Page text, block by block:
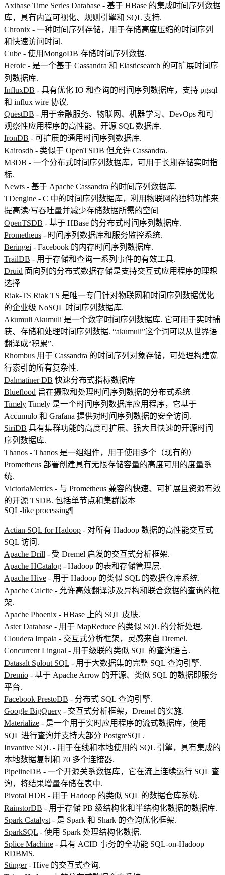
Axibase Time Series Database - 基于 HBase 的集成时间序列数据
库，具有内置可视化、规则引擎和 SQL 支持.
Chronix - 一种时间序列存储，用于存储高度压缩的时间序列
和快速访问时间.
Cube - 使用MongoDB 存储时间序列数据.
Heroic - 是一个基于 Cassandra 和 Elasticsearch 的可扩展时间序
列数据库.
InfluxDB - 具有优化 IO 和查询的时间序列数据库，支持 pgsql
和 influx wire 协议.
QuestDB - 用于金融服务、物联网、机器学习、DevOps 和可
观察性应用程序的高性能、开源 SQL 数据库.
IronDB - 可扩展的通用时间序列数据库.
Kairosdb - 类似于 OpenTSDB 但允许 Cassandra.
M3DB - 一个分布式时间序列数据库，可用于长期存储实时指
标.
Newts - 基于 Apache Cassandra 的时间序列数据库.
TDengine - C 中的时间序列数据库，利用物联网的独特功能来
提高读/写吞吐量并减少存储数据所需的空间
OpenTSDB - 基于 HBase 的分布式时间序列数据库.
Prometheus - 时间序列数据库和服务监控系统.
Beringei - Facebook 的内存时间序列数据库.
TrailDB - 用于存储和查询一系列事件的有效工具.
Druid 面向列的分布式数据存储是支持交互式应用程序的理想
选择
Riak-TS Riak TS 是唯一专门针对物联网和时间序列数据优化
的企业级 NoSQL 时间序列数据库.
Akumuli Akumuli 是一个数字时间序列数据库. 它可用于实时捕
获、存储和处理时间序列数据. “akumuli”这个词可以从世界语
翻译成“积累”.
Rhombus 用于 Cassandra 的时间序列对象存储，可处理构建宽
行索引的所有复杂性.
Dalmatiner DB 快速分布式指标数据库
Blueflood 旨在摄取和处理时间序列数据的分布式系统
Timely Timely 是一个时间序列数据库应用程序，它基于
Accumulo 和 Grafana 提供对时间序列数据的安全访问.
SiriDB 具有集群功能的高度可扩展、强大且快速的开源时间
序列数据库.
Thanos - Thanos 是一组组件，用于使用多个（现有的）
Prometheus 部署创建具有无限存储容量的高度可用的度量系
统.
VictoriaMetrics - 与 Prometheus 兼容的快速、可扩展且资源有效
的开源 TSDB. 包括单节点和集群版本
SQL-like processing¶
Actian SQL for Hadoop - 对所有 Hadoop 数据的高性能交互式
SQL 访问.
Apache Drill - 受 Dremel 启发的交互式分析框架.
Apache HCatalog - Hadoop 的表和存储管理层.
Apache Hive - 用于 Hadoop 的类似 SQL 的数据仓库系统.
Apache Calcite - 允许高效翻译涉及异构和联合数据的查询的框
架.
Apache Phoenix - HBase 上的 SQL 皮肤.
Aster Database - 用于 MapReduce 的类似 SQL 的分析处理.
Cloudera Impala - 交互式分析框架，灵感来自 Dremel.
Concurrent Lingual - 用于级联的类似 SQL 的查询语言.
Datasalt Splout SQL - 用于大数据集的完整 SQL 查询引擎.
Dremio - 基于 Apache Arrow 的开源、类似 SQL 的数据即服务
平台.
Facebook PrestoDB - 分布式 SQL 查询引擎.
Google BigQuery - 交互式分析框架，Dremel 的实施.
Materialize - 是一个用于实时应用程序的流式数据库，使用
SQL 进行查询并支持大部分 PostgreSQL.
Invantive SQL - 用于在线和本地使用的 SQL 引擎，具有集成的
本地数据复制和 70 多个连接器.
PipelineDB - 一个开源关系数据库，它在流上连续运行 SQL 查
询，将结果增量存储在表中.
Pivotal HDB - 用于 Hadoop 的类似 SQL 的数据仓库系统.
RainstorDB - 用于存储 PB 级结构化和半结构化数据的数据库.
Spark Catalyst - 是 Spark 和 Shark 的查询优化框架.
SparkSQL - 使用 Spark 处理结构化数据.
Splice Machine - 具有 ACID 事务的全功能 SQL-on-Hadoop
RDBMS.
Stinger- Hive 的交互式查询.